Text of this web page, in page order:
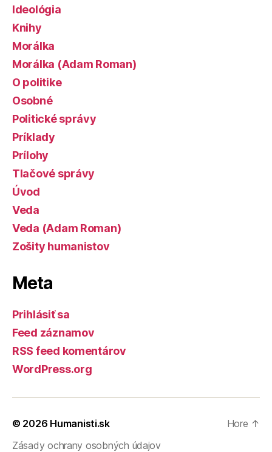
Ideológia
Knihy
Morálka
Morálka (Adam Roman)
O politike
Osobné
Politické správy
Príklady
Prílohy
Tlačové správy
Úvod
Veda
Veda (Adam Roman)
Zošity humanistov
Meta
Prihlásiť sa
Feed záznamov
RSS feed komentárov
WordPress.org
© 2026 Humanisti.sk
Zásady ochrany osobných údajov
Hore ↑